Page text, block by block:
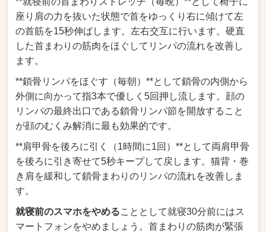
座り肩の力を抜いた状態で首をゆっくり右に傾けて左
の首筋を15秒伸ばします。左右交互に行います。硬直
した首まわりの筋肉をほぐしてリンパの流れを改善し
ます。
**鎖骨リンパをほぐす（毎朝）**として鎖骨の内側から
外側に向かって指3本で優しく5回押し流します。顔の
リンパの最終出口である鎖骨リンパ節を開放すること
が顔のむくみ解消に最も効果的です。
**肩甲骨を後ろに引く（1時間に1回）**として両肩甲骨
を後ろに引き寄せて5秒キープして戻します。猫背・巻
き肩を緩和して鎖骨まわりのリンパの流れを改善しま
す。
就寝前のスマホをやめることとして就寝30分前にはス
マートフォンをやめましょう。首まわりの筋肉が緊張